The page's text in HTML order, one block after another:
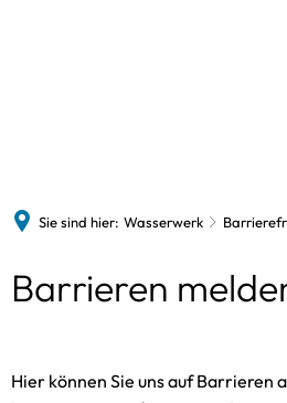
Sie sind hier: Wasserwerk
Feedback-
Barrieren
Hier können Sie uns auf Barrieren